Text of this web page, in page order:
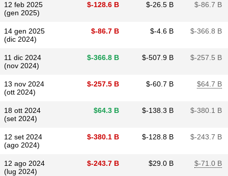
12 feb 2025
(gen 2025)
$​-128.6 B $​-26.5 B $​-86.7 B
14 gen 2025
(dic 2024)
$​-86.7 B $​-4.6 B $​-366.8 B
11 dic 2024
(nov 2024)
$​-366.8 B $​-507.9 B $​-257.5 B
13 nov 2024
(ott 2024)
$​-257.5 B $​-60.7 B $​64.7 B
18 ott 2024
(set 2024)
$​64.3 B $​-138.3 B $​-380.1 B
12 set 2024
(ago 2024)
$​-380.1 B $​-128.8 B $​-243.7 B
12 ago 2024
(lug 2024)
$​-243.7 B $​29.0 B $​-71.0 B